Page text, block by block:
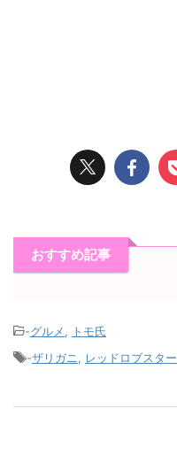
おすすめ記事
-グルメ
トモ氏
-ザリガニ レッドロブスター